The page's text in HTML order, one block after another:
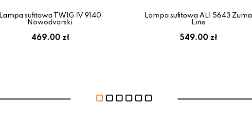
Lampa sufitowa TWIG IV 9140
Nowodvorski
469.00 zł
Lampa sufitowa ALI 5643 Zuma
Line
549.00 zł